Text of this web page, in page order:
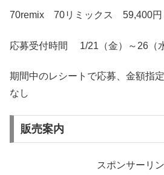
70remix 70リミックス 59,400円
応募受付時間 1/21（金）～26（
期間中のレシートで応募、金額指
なし
販売案内
スポンサーリ